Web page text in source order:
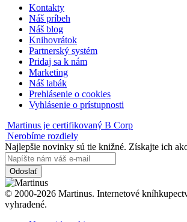
Kontakty
Náš príbeh
Náš blog
Knihovrátok
Partnerský systém
Pridaj sa k nám
Marketing
Náš labák
Prehlásenie o cookies
Vyhlásenie o prístupnosti
Martinus je certifikovaný B Corp
Nerobíme rozdiely
Najlepšie novinky sú tie knižné. Získajte ich
Odoslať
© 2000-2026 Martinus. Internetové
vyhradené.